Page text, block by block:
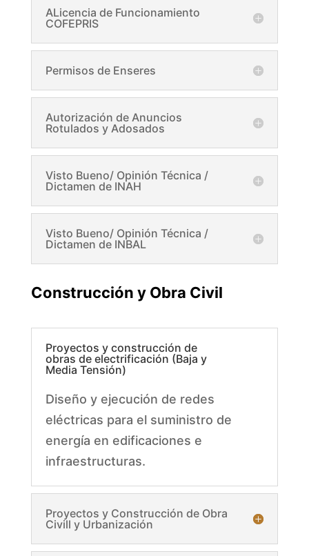
ALicencia de Funcionamiento
COFEPRIS
Permisos de Enseres
Autorización de Anuncios
Rotulados y Adosados
Visto Bueno/ Opinión Técnica /
Dictamen de INAH
Visto Bueno/ Opinión Técnica /
Dictamen de INBAL
Construcción y Obra Civil
Proyectos y construcción de
obras de electrificación (Baja y
Media Tensión)
Diseño y ejecución de redes
eléctricas para el suministro de
energía en edificaciones e
infraestructuras.
Proyectos y Construcción de Obra
Civill y Urbanización